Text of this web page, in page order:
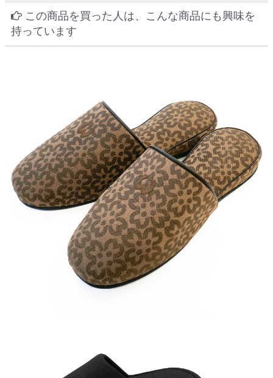
この商品を買った人は、こんな商品にも興味を
持っています